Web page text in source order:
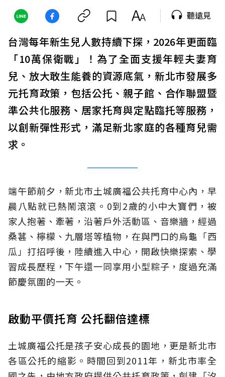
聽遠見
台灣每年新生兒人數持續下探，2026年更面臨
「10萬保衛戰」！為了全面支援年輕夫妻育
兒、放大敢生能養的資源底氣，新北市發展多
元托育政策，包括公托、親子館、合作聯盟暨
準公共化服務、居家托育與定點臨托等服務，
以創新彈性形式，滿足新北家庭的各種育兒需
求。
端午節前夕，新北市土城廣福公共托育中心內，早
晨八點就已熱鬧滾滾。0到2歲的小中大寶們，被
家人抱著、牽著，沿著戶外活動區、音樂牆，經過
桑葚、檸檬、九層塔等植物，在與門口的烏龜「西
瓜」打招呼後，陸續進入中心，開啟快樂探索、學
習成長歷程，下午還一同享用小型粽子，度過充滿
節慶氛圍的一天。
啟動平價托育 公托翻倍達標
土城廣福公托是孩子安心成長的園地，更是新北市
各區公托的縮影。時間回到2011年，新北市率全